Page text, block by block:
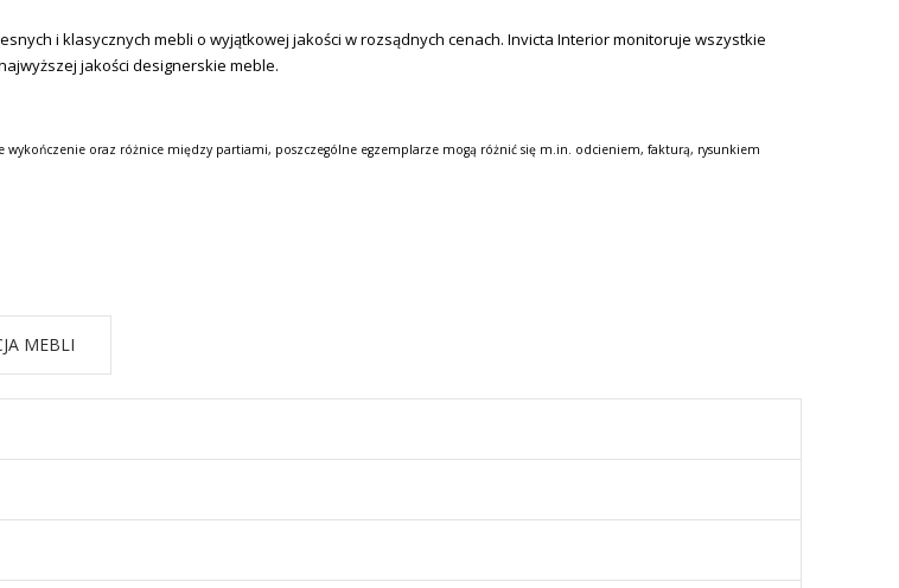
i klasycznych mebli o wyjątkowej jakości w rozsądnych cenach. Invicta Interior monitoruje wszystkie
jakości designerskie meble.
wykończenie oraz różnice między partiami, poszczególne egzemplarze mogą różnić się m.in. odcieniem, fakturą, rysunkiem
MEBLI